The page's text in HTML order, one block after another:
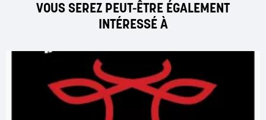
VOUS SEREZ PEUT-ÊTRE ÉGALEMENT
INTÉRESSÉ À